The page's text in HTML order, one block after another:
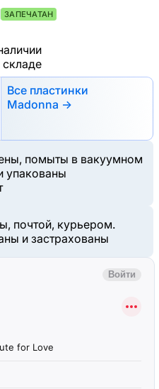
ЗАПЕЧАТАН
складе
Все пластинки
Madonna →
помыты в вакуумном
упакованы
почтой, курьером.
и застрахованы